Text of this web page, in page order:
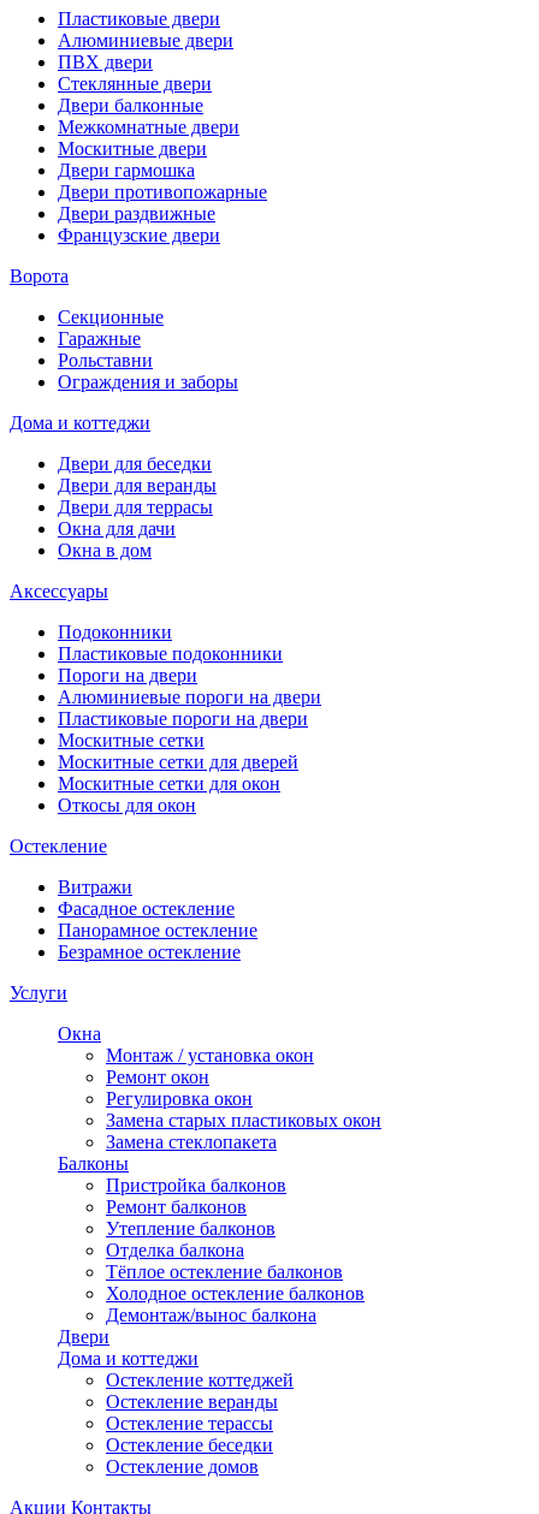
Пластиковые двери
Алюминиевые двери
ПВХ двери
Стеклянные двери
Двери балконные
Межкомнатные двери
Москитные двери
Двери гармошка
Двери противопожарные
Двери раздвижные
Французские двери
Ворота
Секционные
Гаражные
Рольставни
Ограждения и заборы
Дома и коттеджи
Двери для беседки
Двери для веранды
Двери для террасы
Окна для дачи
Окна в дом
Аксессуары
Подоконники
Пластиковые подоконники
Пороги на двери
Алюминиевые пороги на двери
Пластиковые пороги на двери
Москитные сетки
Москитные сетки для дверей
Москитные сетки для окон
Откосы для окон
Остекление
Витражи
Фасадное остекление
Панорамное остекление
Безрамное остекление
Услуги
Окна
Монтаж / установка окон
Ремонт окон
Регулировка окон
Замена старых пластиковых окон
Замена стеклопакета
Балконы
Пристройка балконов
Ремонт балконов
Утепление балконов
Отделка балкона
Тёплое остекление балконов
Холодное остекление балконов
Демонтаж/вынос балкона
Двери
Дома и коттеджи
Остекление коттеджей
Остекление веранды
Остекление терассы
Остекление беседки
Остекление домов
Акции Контакты